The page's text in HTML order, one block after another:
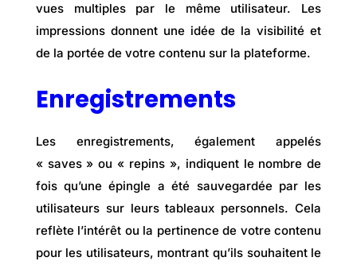
vues multiples par le même utilisateur. Les
impressions donnent une idée de la visibilité et
de la portée de votre contenu sur la plateforme.
Enregistrements
Les enregistrements, également appelés
« saves » ou « repins », indiquent le nombre de
fois qu’une épingle a été sauvegardée par les
utilisateurs sur leurs tableaux personnels. Cela
reflète l’intérêt ou la pertinence de votre contenu
pour les utilisateurs, montrant qu’ils souhaitent le